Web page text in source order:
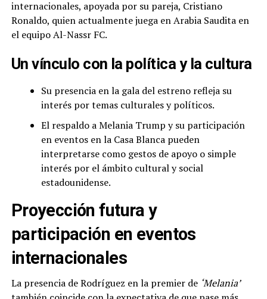
internacionales, apoyada por su pareja, Cristiano
Ronaldo, quien actualmente juega en Arabia Saudita en
el equipo Al-Nassr FC.
Un vínculo con la política y la cultura
Su presencia en la gala del estreno refleja su
interés por temas culturales y políticos.
El respaldo a Melania Trump y su participación
en eventos en la Casa Blanca pueden
interpretarse como gestos de apoyo o simple
interés por el ámbito cultural y social
estadounidense.
Proyección futura y
participación en eventos
internacionales
La presencia de Rodríguez en la premier de ‘Melania’